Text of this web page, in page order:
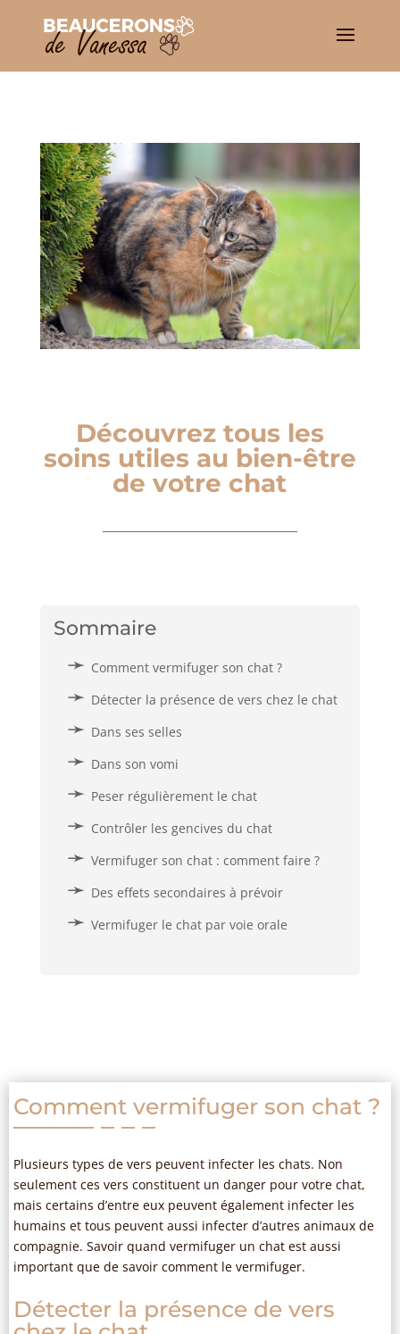
Découvrez tous les
soins utiles au bien-être
de votre chat
Sommaire
Comment vermifuger son chat ?
Détecter la présence de vers chez le chat
Dans ses selles
Dans son vomi
Peser régulièrement le chat
Contrôler les gencives du chat
Vermifuger son chat : comment faire ?
Des effets secondaires à prévoir
Vermifuger le chat par voie orale
Comment vermifuger son chat ?
Plusieurs types de vers peuvent infecter les chats. Non
seulement ces vers constituent un danger pour votre chat,
mais certains d’entre eux peuvent également infecter les
humains et tous peuvent aussi infecter d’autres animaux de
compagnie. Savoir quand vermifuger un chat est aussi
important que de savoir comment le vermifuger.
Détecter la présence de vers